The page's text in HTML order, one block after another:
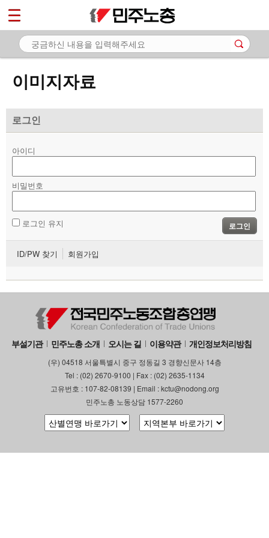
이미지자료
로그인
아이디
비밀번호
로그인 유지 로그인
ID/PW 찾기 회원가입
부설기관 민주노총 소개 오시는 길 이용약관 개인정보처리방침
(우) 04518 서울특별시 중구 정동길 3 경향신문사 14층
Tel : (02) 2670-9100 | Fax : (02) 2635-1134
고유번호 : 107-82-08139 | Email : kctu@nodong.org
민주노총 노동상담 1577-2260
마이페이지
소개
노동상담
자료
- 미디어자료
- 카드뉴스
부설기관